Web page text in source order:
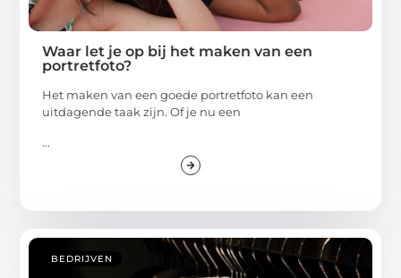
Waar let je op bij het maken van een
portretfoto?
Het maken van een goede portretfoto kan een
uitdagende taak zijn. Of je nu een
...
BEDRIJVEN